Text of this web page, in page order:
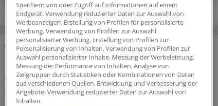
MEHR ZUM THEMA
Metaanalyse
Atemwegsviren auch bei nichtakutem Asthma
häufig nachweisbar
Speichern von oder Zugriff auf Informationen auf einem
Endgerät. Verwendung reduzierter Daten zur Auswahl von
Werbeanzeigen. Erstellung von Profilen für personalisierte
Werbung. Verwendung von Profilen zur Auswahl
personalisierter Werbung. Erstellung von Profilen zur
Personalisierung von Inhalten. Verwendung von Profilen zur
Auswahl personalisierter Inhalte. Messung der Werbeleistung.
Messung der Performance von Inhalten. Analyse von
Zielgruppen durch Statistiken oder Kombinationen von Daten
aus verschiedenen Quellen. Entwicklung und Verbesserung der
Angebote. Verwendung reduzierter Daten zur Auswahl von
Inhalten.